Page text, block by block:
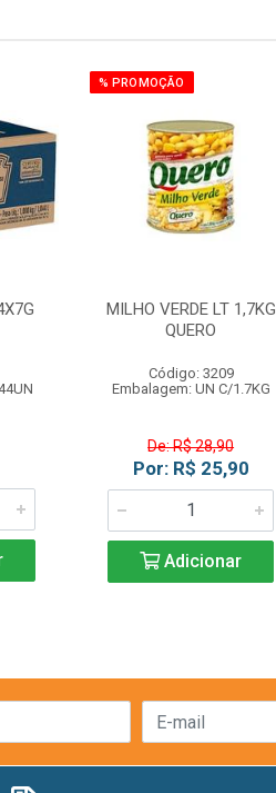
% PROMOÇÃO
MILHO VERDE LT 1,7KG
QUERO
Código: 3209
Embalagem: UN C/1.7KG
De: R$ 28,90
Por: R$ 25,90
Adicionar